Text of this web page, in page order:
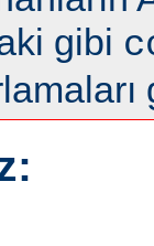
gibi